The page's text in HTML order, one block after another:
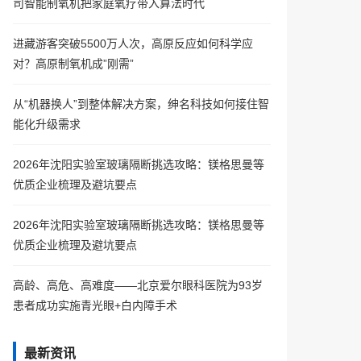
司智能制氧机把家庭氧疗带入算法时代
进藏游客突破5500万人次，高原反应如何科学应
对？高原制氧机成”刚需”
从“机器换人”到整体解决方案，绅名科技如何接住智
能化升级需求
2026年沈阳实验室玻璃隔断挑选攻略：镁格思曼等
优质企业梳理及避坑要点
2026年沈阳实验室玻璃隔断挑选攻略：镁格思曼等
优质企业梳理及避坑要点
高龄、高危、高难度——北京爱尔眼科医院为93岁
患者成功实施青光眼+白内障手术
最新资讯